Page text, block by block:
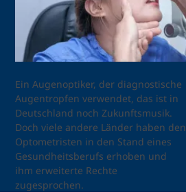
Ein Augenoptiker, der diagnostische
Augentropfen verwendet, das ist in
Deutschland noch Zukunftsmusik.
Doch viele andere Länder haben den
Optometristen in den Stand eines
Gesundheitsberufs erhoben und
ihm erweiterte Rechte
zugesprochen.